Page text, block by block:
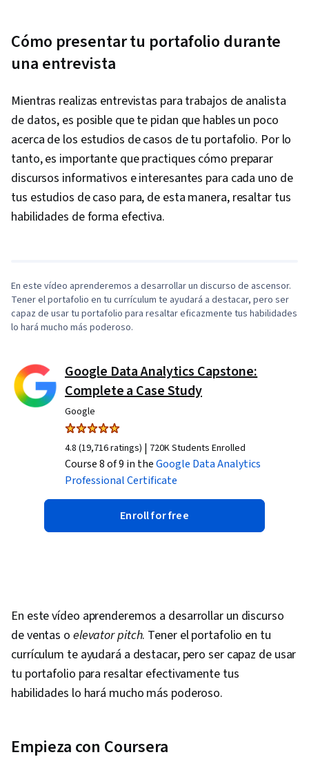
Cómo presentar tu portafolio durante
una entrevista
Mientras realizas entrevistas para trabajos de analista
de datos, es posible que te pidan que hables un poco
acerca de los estudios de casos de tu portafolio. Por lo
tanto, es importante que practiques cómo preparar
discursos informativos e interesantes para cada uno de
tus estudios de caso para, de esta manera, resaltar tus
habilidades de forma efectiva.
0:29/4:00
En este vídeo aprenderemos a desarrollar un discurso de ascensor.
Tener el portafolio en tu currículum te ayudará a destacar, pero ser
capaz de usar tu portafolio para resaltar eficazmente tus habilidades
lo hará mucho más poderoso.
Google Data Analytics Capstone:
Complete a Case Study
Google
4.8 (19,716 ratings) | 720K Students Enrolled
Course 8 of 9 in theGoogle Data Analytics
Professional Certificate
Enroll for free
En este vídeo aprenderemos a desarrollar un discurso
de ventas o elevator pitch. Tener el portafolio en tu
currículum te ayudará a destacar, pero ser capaz de usar
tu portafolio para resaltar efectivamente tus
habilidades lo hará mucho más poderoso.
Empieza con Coursera